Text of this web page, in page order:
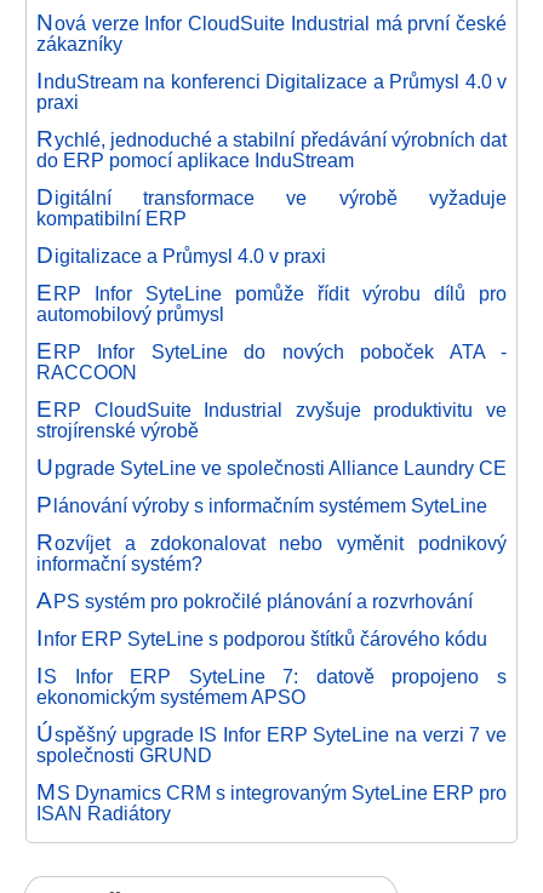
Nová verze Infor CloudSuite Industrial má první české
zákazníky
InduStream na konferenci Digitalizace a Průmysl 4.0 v
praxi
Rychlé, jednoduché a stabilní předávání výrobních dat
do ERP pomocí aplikace InduStream
Digitální transformace ve výrobě vyžaduje
kompatibilní ERP
Digitalizace a Průmysl 4.0 v praxi
ERP Infor SyteLine pomůže řídit výrobu dílů pro
automobilový průmysl
ERP Infor SyteLine do nových poboček ATA -
RACCOON
ERP CloudSuite Industrial zvyšuje produktivitu ve
strojírenské výrobě
Upgrade SyteLine ve společnosti Alliance Laundry CE
Plánování výroby s informačním systémem SyteLine
Rozvíjet a zdokonalovat nebo vyměnit podnikový
informační systém?
APS systém pro pokročilé plánování a rozvrhování
Infor ERP SyteLine s podporou štítků čárového kódu
IS Infor ERP SyteLine 7: datově propojeno s
ekonomickým systémem APSO
Úspěšný upgrade IS Infor ERP SyteLine na verzi 7 ve
společnosti GRUND
MS Dynamics CRM s integrovaným SyteLine ERP pro
ISAN Radiátory